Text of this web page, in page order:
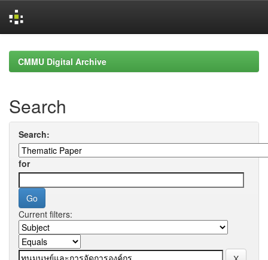
navigationCMMU Digital Archive
Search
Search:
for
Current filters: